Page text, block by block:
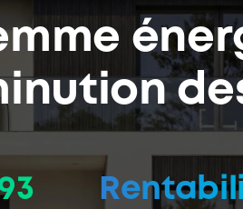
Des
12 ans